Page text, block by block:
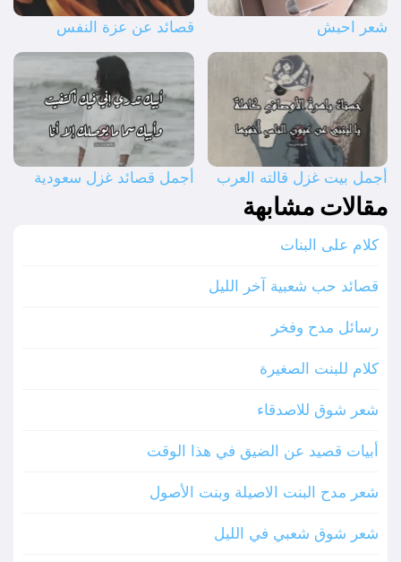
شعر احبش قصائد عن عزة النفس
أجمل بيت غزل قالته العرب أجمل قصائد غزل سعودية
مقالات مشابهة
كلام على البنات
قصائد حب شعبية آخر الليل
رسائل مدح وفخر
كلام للبنت الصغيرة
شعر شوق للاصدقاء
أبيات قصيد عن الضيق في هذا الوقت
شعر مدح البنت الاصيلة وبنت الأصول
شعر شوق شعبي في الليل